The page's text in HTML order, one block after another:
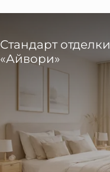
Стандарт отделки
«Айвори»